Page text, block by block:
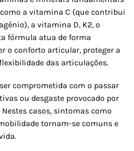
a vitamina C (que contribui
a vitamina D, K2, o
fórmula atua de forma
o conforto articular, proteger a
das articulações.
comprometida com o passar
ou desgaste provocado por
casos, sintomas como
tornam-se comuns e